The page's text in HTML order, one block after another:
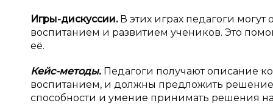
Игры-дискуссии. В этих играх педагоги
воспитанием и развитием учеников. Это
её.
Кейс-методы. Педагоги получают описание
воспитанием, и должны предложить решение
способности и умение принимать решения